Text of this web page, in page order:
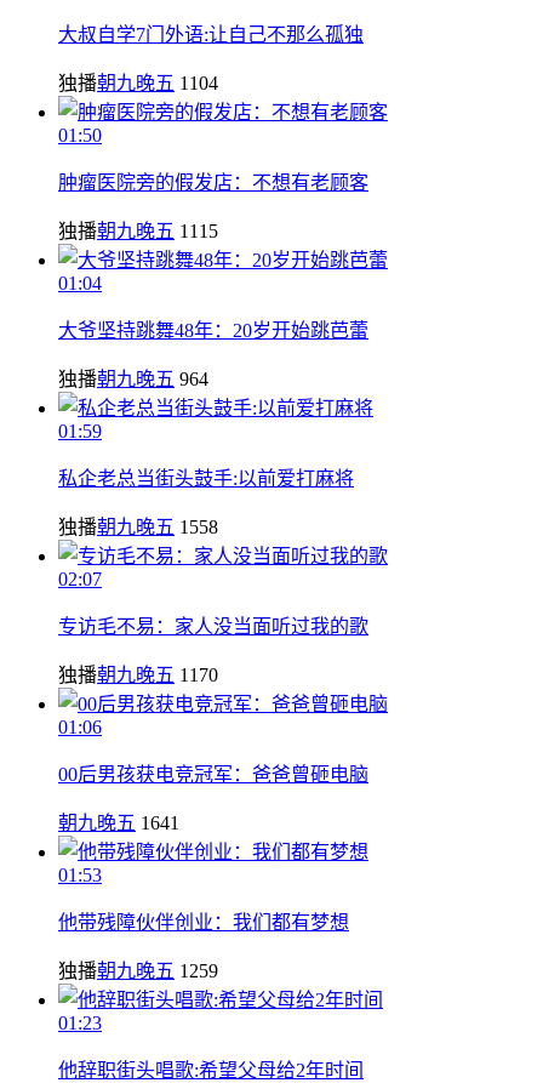
大叔自学7门外语:让自己不那么孤独
独播朝九晚五 1104
01:50
肿瘤医院旁的假发店：不想有老顾客
独播朝九晚五 1115
01:04
大爷坚持跳舞48年：20岁开始跳芭蕾
独播朝九晚五 964
01:59
私企老总当街头鼓手:以前爱打麻将
独播朝九晚五 1558
02:07
专访毛不易：家人没当面听过我的歌
独播朝九晚五 1170
01:06
00后男孩获电竞冠军：爸爸曾砸电脑
朝九晚五 1641
01:53
他带残障伙伴创业：我们都有梦想
独播朝九晚五 1259
01:23
他辞职街头唱歌:希望父母给2年时间